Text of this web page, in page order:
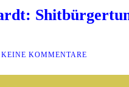
KEINE KOMMENTARE